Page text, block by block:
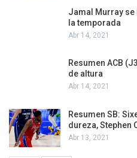
Jamal Murray
la temporada
Abr 14, 2021
Resumen ACB
de altura
Abr 14, 2021
Resumen SB:
dureza, Stephen
Abr 13, 2021